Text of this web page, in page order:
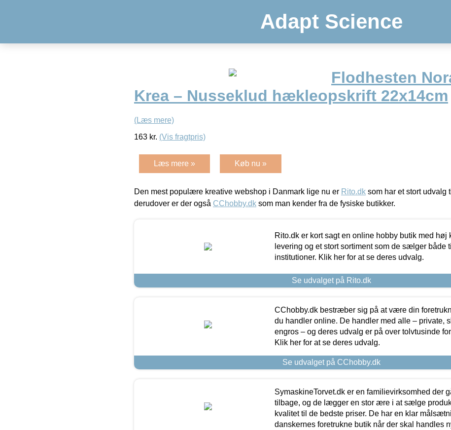
Adapt Science
Flodhesten
Krea – Nusseklud hækleopskrift 22x14cm
(Læs mere)
163 kr. (Vis fragtpris)
Læs mere » Køb nu »
Den mest populære kreative webshop i Danmark lige nu er Rito.dk som har et stort udvalg
derudover er der også CChobby.dk som man kender fra de fysiske butikker.
Rito.dk er kort sagt en online hobby butik med høj
levering og et stort sortiment som de sælger både
institutioner. Klik her for at se deres udvalg.
Se udvalget på Rito.dk
CChobby.dk bestræber sig på at være din
du handler online. De handler med alle – private,
engros – og deres udvalg er på over tolvtusinde
Klik her for at se deres udvalg.
Se udvalget på CChobby.dk
SymaskineTorvet.dk er en familievirksomhed der
tilbage, og de lægger en stor ære i at sælge
kvalitet til de bedste priser. De har en klar
danskernes foretrukne butik når der skal handles